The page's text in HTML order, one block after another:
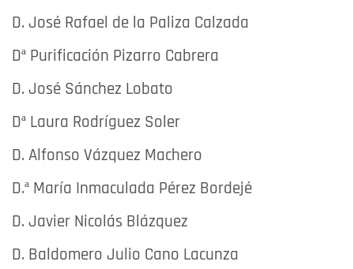
D. José Rafael de la Paliza Calzada
Dª Purificación Pizarro Cabrera
D. José Sánchez Lobato
Dª Laura Rodríguez Soler
D. Alfonso Vázquez Machero
D.ª María Inmaculada Pérez Bordejé
D. Javier Nicolás Blázquez
D. Baldomero Julio Cano Lacunza